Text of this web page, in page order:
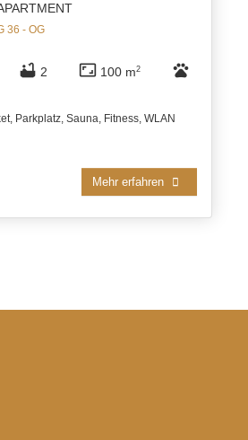
36 - OG
bathtub 2 aspect_ratio 100 m2 pets
Parkplatz, Sauna, Fitness, WLAN
Mehr erfahren